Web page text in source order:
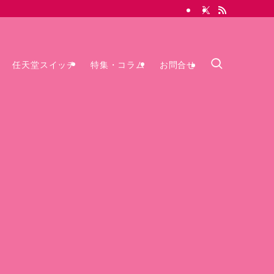
任天堂スイッチ 特集・コラム お問合せ